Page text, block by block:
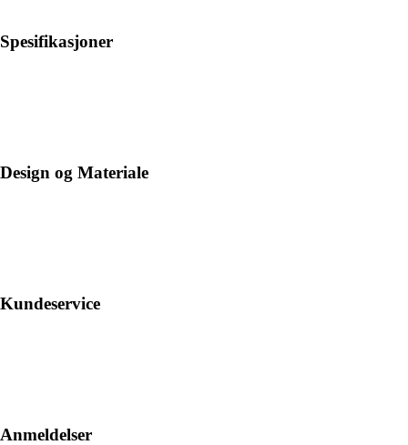
Spesifikasjoner
Design og Materiale
Kundeservice
Anmeldelser